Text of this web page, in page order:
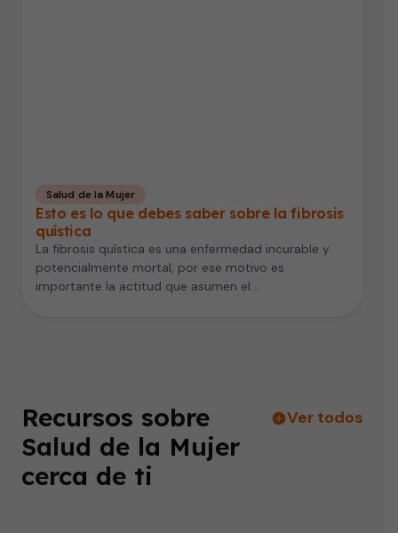
Salud de la Mujer
Esto es lo que debes saber sobre la fibrosis
quística
La fibrosis quística es una enfermedad incurable y
potencialmente mortal, por ese motivo es
importante la actitud que asumen el…
Recursos sobre
Salud de la Mujer
cerca de ti
Ver todos